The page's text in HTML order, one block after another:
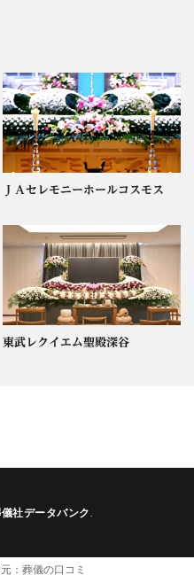
ＪＡセレモニーホールコスモス
東武レクイエム聖殿深谷
社データバンク.
： 葬儀の口コミ